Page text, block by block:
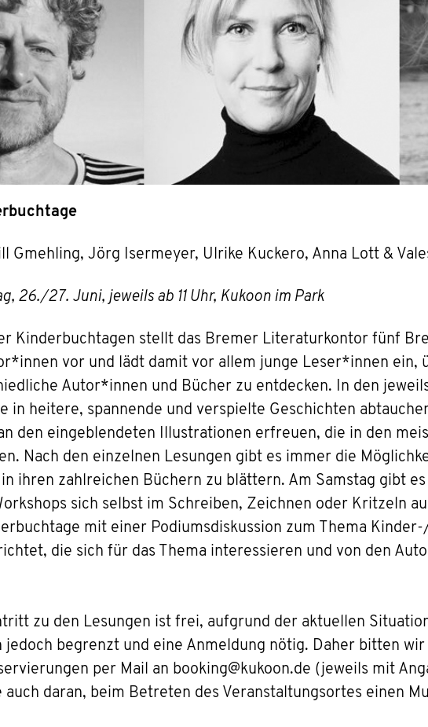
Gmehling, Jörg Isermeyer, Ulrike Kuckero, Anna Lott &
26./27. Juni, jeweils ab 11 Uhr, Kukoon im Park
Kinderbuchtagen stellt das Bremer Literaturkontor fünf
vor und lädt damit vor allem junge Leser*innen ein,
Autor*innen und Bücher zu entdecken. In den
in heitere, spannende und verspielte Geschichten
den eingeblendeten Illustrationen erfreuen, die in den
Nach den einzelnen Lesungen gibt es immer die
ihren zahlreichen Büchern zu blättern. Am Samstag gibt
sich selbst im Schreiben, Zeichnen oder Kritzeln
mit einer Podiumsdiskussion zum Thema
die sich für das Thema interessieren und von den
zu den Lesungen ist frei, aufgrund der aktuellen
jedoch begrenzt und eine Anmeldung nötig. Daher bitten
per Mail an booking@kukoon.de (jeweils mit
auch daran, beim Betreten des Veranstaltungsortes einen